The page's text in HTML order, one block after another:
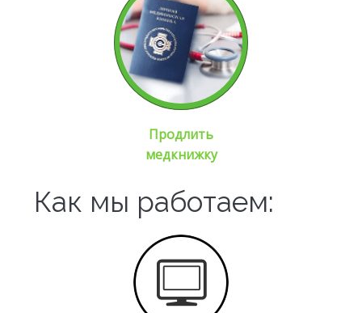
Продлить
медкнижку
Как мы работаем: